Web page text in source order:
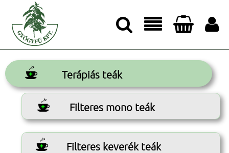




Terápiás teák
Filteres mono teák
Filteres keverék teák